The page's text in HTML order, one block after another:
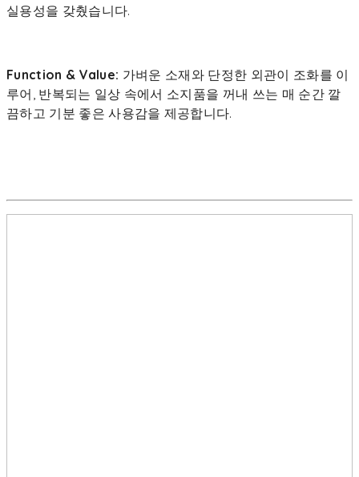
실용성을 갖췄습니다.
Function & Value: 가벼운 소재와 단정한 외관이 조화를 이
루어, 반복되는 일상 속에서 소지품을 꺼내 쓰는 매 순간 깔
끔하고 기분 좋은 사용감을 제공합니다.